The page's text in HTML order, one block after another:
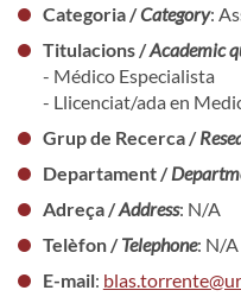
Categoria /Category:
Titulacions /Academic
- Médico Especialista
- Llicenciat/ada en
Grup de Recerca /
Departament /
Adreça /Address: N/A
Telèfon /Telephone: N/A
E-mail: